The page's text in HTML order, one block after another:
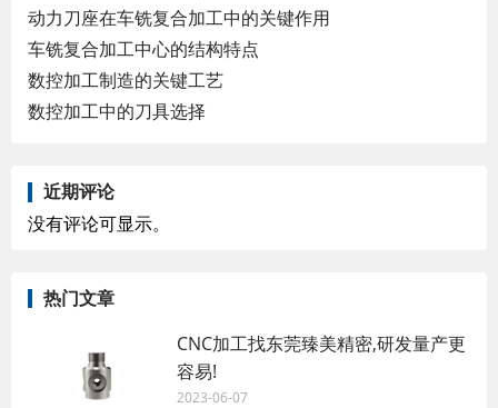
动力刀座在车铣复合加工中的关键作用
车铣复合加工中心的结构特点
数控加工制造的关键工艺
数控加工中的刀具选择
近期评论
没有评论可显示。
热门文章
CNC加工找东莞臻美精密,研发量产更
容易!
2023-06-07